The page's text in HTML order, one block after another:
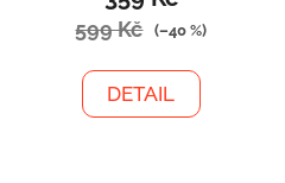
599 Kč (–40 %)
DETAIL